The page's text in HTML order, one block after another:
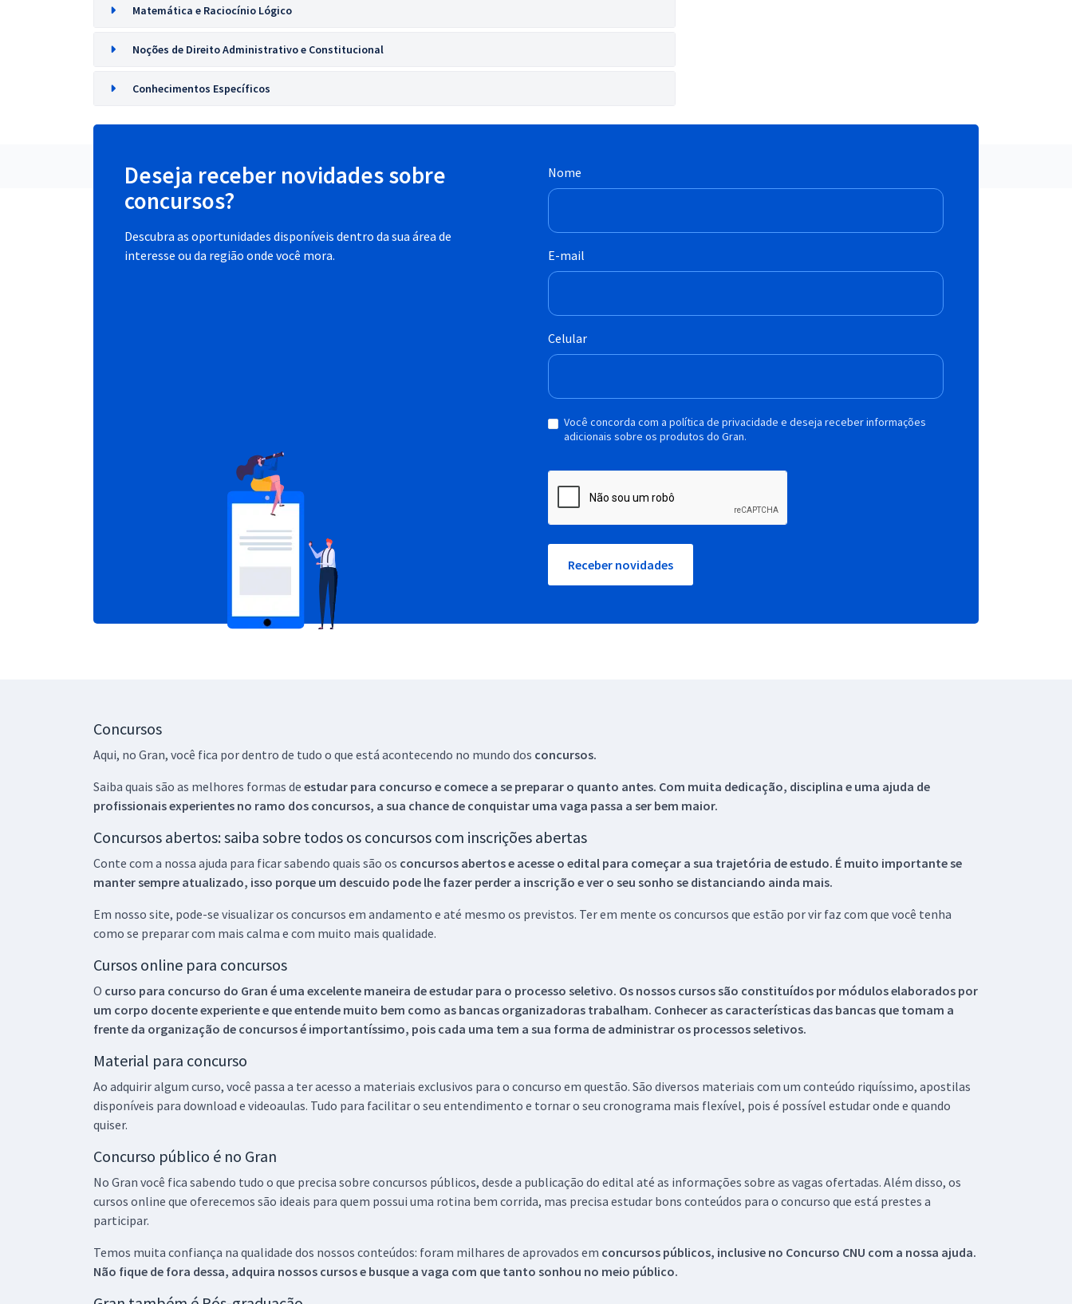
Matemática e Raciocínio Lógico
Noções de Direito Administrativo e Constitucional
Conhecimentos Específicos
Deseja receber novidades sobre
concursos?
Descubra as oportunidades disponíveis dentro da sua área de
interesse ou da região onde você mora.
Nome
E-mail
Celular
Você concorda com a política de privacidade e deseja receber informações
adicionais sobre os produtos do Gran.
Receber novidades
Concursos
Aqui, no Gran, você fica por dentro de tudo o que está acontecendo no mundo dos concursos.
Saiba quais são as melhores formas de estudar para concurso e comece a se preparar o quanto antes. Com muita dedicação, disciplina e uma ajuda de
profissionais experientes no ramo dos concursos, a sua chance de conquistar uma vaga passa a ser bem maior.
Concursos abertos: saiba sobre todos os concursos com inscrições abertas
Conte com a nossa ajuda para ficar sabendo quais são os concursos abertos e acesse o edital para começar a sua trajetória de estudo. É muito importante se
manter sempre atualizado, isso porque um descuido pode lhe fazer perder a inscrição e ver o seu sonho se distanciando ainda mais.
Em nosso site, pode-se visualizar os concursos em andamento e até mesmo os previstos. Ter em mente os concursos que estão por vir faz com que você tenha
como se preparar com mais calma e com muito mais qualidade.
Cursos online para concursos
O curso para concurso do Gran é uma excelente maneira de estudar para o processo seletivo. Os nossos cursos são constituídos por módulos elaborados por
um corpo docente experiente e que entende muito bem como as bancas organizadoras trabalham. Conhecer as características das bancas que tomam a
frente da organização de concursos é importantíssimo, pois cada uma tem a sua forma de administrar os processos seletivos.
Material para concurso
Ao adquirir algum curso, você passa a ter acesso a materiais exclusivos para o concurso em questão. São diversos materiais com um conteúdo riquíssimo, apostilas
disponíveis para download e videoaulas. Tudo para facilitar o seu entendimento e tornar o seu cronograma mais flexível, pois é possível estudar onde e quando
quiser.
Concurso público é no Gran
No Gran você fica sabendo tudo o que precisa sobre concursos públicos, desde a publicação do edital até as informações sobre as vagas ofertadas. Além disso, os
cursos online que oferecemos são ideais para quem possui uma rotina bem corrida, mas precisa estudar bons conteúdos para o concurso que está prestes a
participar.
Temos muita confiança na qualidade dos nossos conteúdos: foram milhares de aprovados em concursos públicos, inclusive no Concurso CNU com a nossa ajuda.
Não fique de fora dessa, adquira nossos cursos e busque a vaga com que tanto sonhou no meio público.